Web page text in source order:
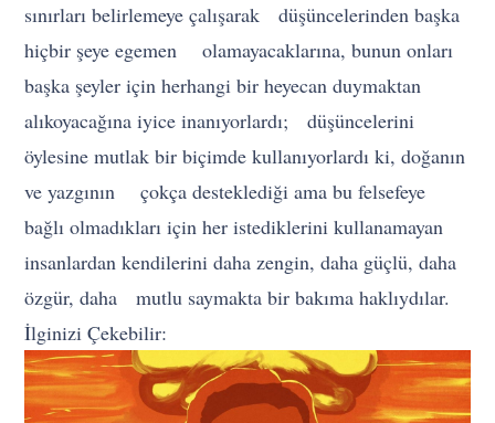
sınırları belirlemeye çalışarak düşüncelerinden başka
hiçbir şeye egemen olamayacaklarına, bunun onları
başka şeyler için herhangi bir heyecan duymaktan
alıkoyacağına iyice inanıyorlardı; düşüncelerini
öylesine mutlak bir biçimde kullanıyorlardı ki, doğanın
ve yazgının çokça desteklediği ama bu felsefeye
bağlı olmadıkları için her istediklerini kullanamayan
insanlardan kendilerini daha zengin, daha güçlü, daha
özgür, daha mutlu saymakta bir bakıma haklıydılar.
İlginizi Çekebilir: